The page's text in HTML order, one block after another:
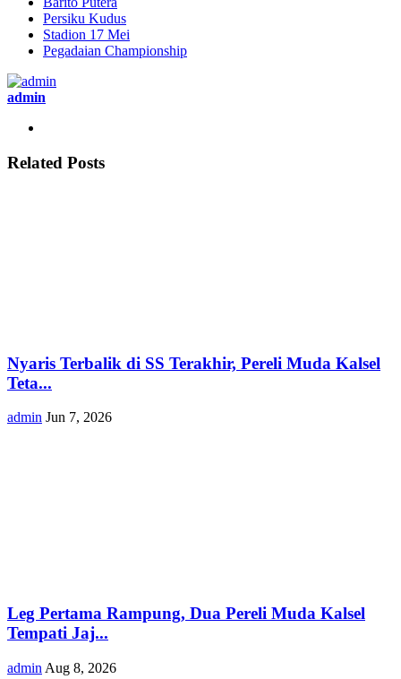
Persiku Kudus
Stadion 17 Mei
Pegadaian Championship
admin
Related Posts
Nyaris Terbalik di SS Terakhir, Pereli Muda Kalsel
Teta...
admin Jun 7, 2026
Leg Pertama Rampung, Dua Pereli Muda Kalsel
Tempati Jaj...
admin Aug 8, 2026